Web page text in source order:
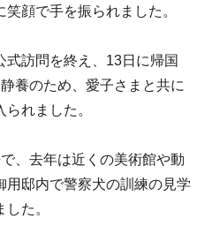
顔で手を振られました。
式訪問を終え、13日に帰国
養のため、愛子さまと共に
れました。
、去年は近くの美術館や動
邸内で警察犬の訓練の見学
た。